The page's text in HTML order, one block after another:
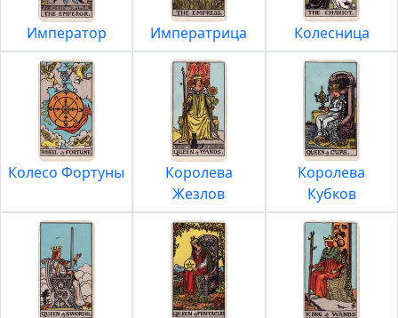
Император Императрица Колесница
Колесо Фортуны
Королева
Жезлов
Королева
Кубков